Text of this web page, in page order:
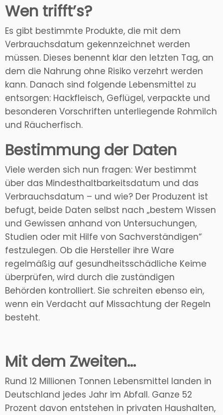
Wen trifft’s?
Es gibt bestimmte Produkte, die mit dem
Verbrauchsdatum gekennzeichnet werden
müssen. Dieses benennt klar den letzten Tag, an
dem die Nahrung ohne Risiko verzehrt werden
kann. Danach sind folgende Lebensmittel zu
entsorgen: Hackfleisch, Geflügel, verpackte und
besonderen Vorschriften unterliegende Rohmilch
und Räucherfisch.
Bestimmung der Daten
Viele werden sich nun fragen: Wer bestimmt
über das Mindesthaltbarkeitsdatum und das
Verbrauchsdatum – und wie? Der Produzent ist
befugt, beide Daten selbst nach „bestem Wissen
und Gewissen anhand von Untersuchungen,
Studien oder mit Hilfe von Sachverständigen“
festzulegen. Ob die Hersteller ihre Ware
regelmäßig auf gesundheitsschädliche Keime
überprüfen, wird durch die zuständigen
Behörden kontrolliert. Sie schreiten ebenso ein,
wenn ein Verdacht auf Missachtung der Regeln
besteht.
Mit dem Zweiten…
Rund 12 Millionen Tonnen Lebensmittel landen in
Deutschland jedes Jahr im Abfall. Ganze 52
Prozent davon entstehen in privaten Haushalten,